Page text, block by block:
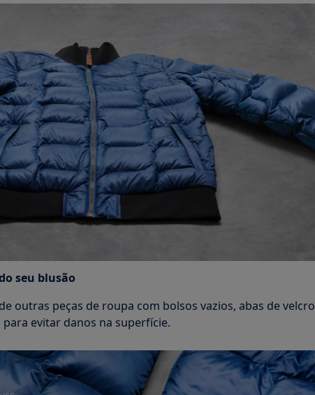
seu blusão
outras peças de roupa com bolsos vazios, abas de velcro
evitar danos na superfície.